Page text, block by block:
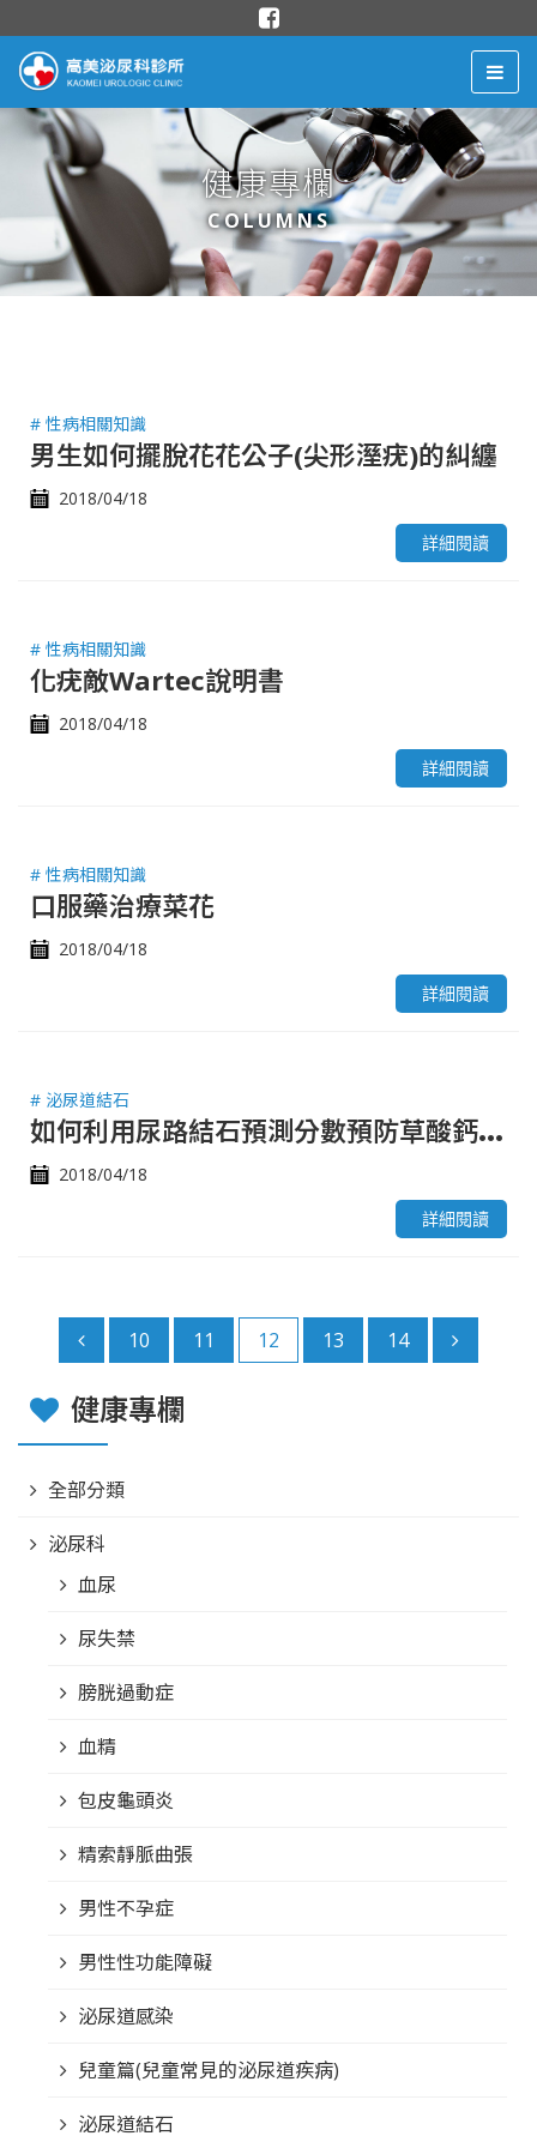
健康專欄
COLUMNS
# 性病相關知識
男生如何擺脫花花公子(尖形溼疣)的糾纏
2018/04/18
詳細閱讀
# 性病相關知識
化疣敵Wartec說明書
2018/04/18
詳細閱讀
# 性病相關知識
口服藥治療菜花
2018/04/18
詳細閱讀
# 泌尿道結石
如
何利用尿路結石預測分數預防草酸鈣結石復發
2018/04/18
詳細閱讀
10 11 12 13 14
健康專欄
全部分類
泌尿科
血尿
尿失禁
膀胱過動症
血精
包皮龜頭炎
精索靜脈曲張
男性不孕症
男性性功能障礙
泌尿道感染
兒童篇(兒童常見的泌尿道疾病)
泌尿道結石